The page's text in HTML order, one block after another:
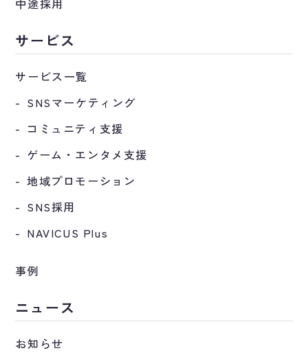
サービス
サービス一覧
SNSマーケティング
コミュニティ支援
ゲーム・エンタメ支援
地域プロモーション
SNS採用
NAVICUS Plus
事例
ニュース
お知らせ